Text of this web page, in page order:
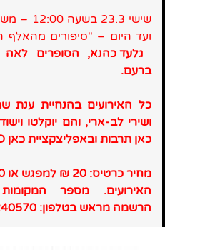
ועד היום – "סיפורים
גלעד כהנא, הסופרים לאה
ברעם.
כל האירועים בהנחיית ענת
ושירי לב-ארי, והם יוקלטו
כאן תרבות ובאפליצקציית כאן
האירועים. מספר
הרשמה מראש בטלפון: 03-7240570